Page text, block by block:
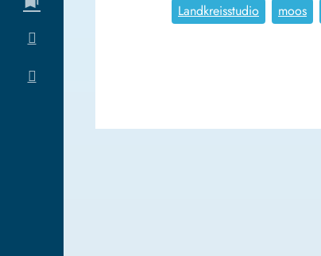
Landkreisstudio moos